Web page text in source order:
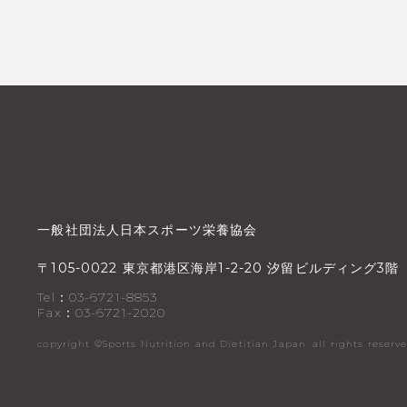
一般社団法人日本スポーツ栄養協会
〒105-0022 東京都港区海岸1-2-20 汐留ビルディング3階
Tel：03-6721-8853
Fax：03-6721-2020
copyright ©︎Sports Nutrition and Dietitian Japan. all rights